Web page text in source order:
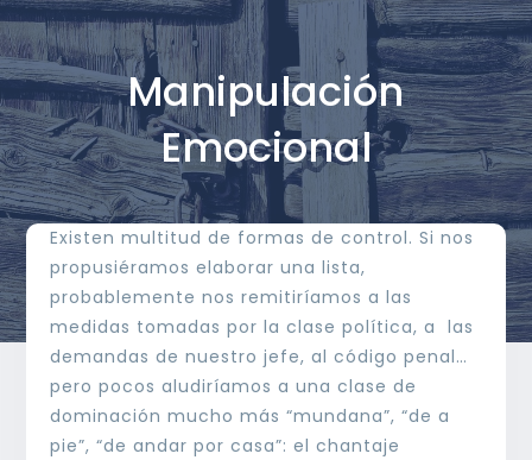
Manipulación
Emocional
Existen multitud de formas de control. Si nos
propusiéramos elaborar una lista,
probablemente nos remitiríamos a las
medidas tomadas por la clase política, a las
demandas de nuestro jefe, al código penal…
pero pocos aludiríamos a una clase de
dominación mucho más “mundana”, “de a
pie”, “de andar por casa”: el chantaje